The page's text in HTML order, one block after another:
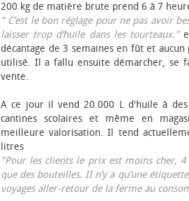
200 kg de matière brute prend 6 à 7
" C’est le bon réglage pour ne pas avoir
laisser trop d’huile dans les tourteaux."
décantage de 3 semaines en fût et
utilisé. Il a fallu ensuite démarcher, se
vente.
A ce jour il vend 20.000 L d'huile à
cantines scolaires et même en
meilleure valorisation. Il tend
litres
"Pour les clients le prix est moins cher,
que des bouteilles. II n’y a qu’une
voyages aller-retour de la ferme au